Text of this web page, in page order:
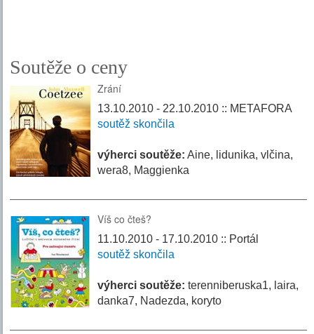
Soutěže o ceny
Zrání
13.10.2010 - 22.10.2010 :: METAFORA
soutěž skončila
výherci soutěže: Aine, lidunika, vlčina,
wera8, Maggienka
Víš co čteš?
11.10.2010 - 17.10.2010 :: Portál
soutěž skončila
výherci soutěže: terenniberuska1, laira,
danka7, Nadezda, koryto